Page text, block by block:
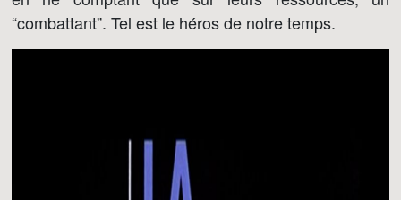
“combattant”. Tel est le héros de notre temps.